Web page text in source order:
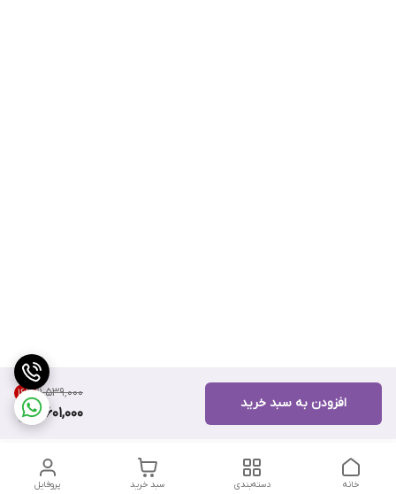
۱۱٬۵۳۹٬۰۰۰ 16%
9,601,000
افزودن به سبد خرید
پروفایل سبد خرید دسته‌بندی خانه